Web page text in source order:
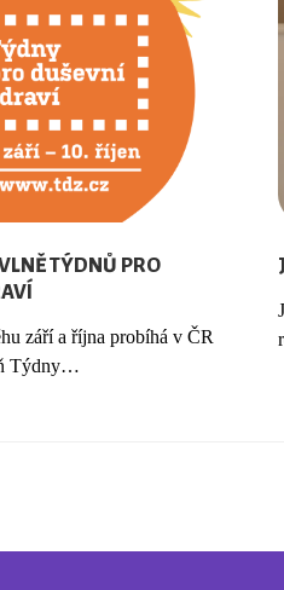
TÝDNŮ PRO
září a října probíhá v ČR
Týdny…